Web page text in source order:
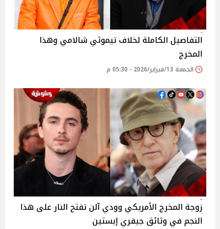
التفاصيل الكاملة لخلاف تيموثي شالامي وهذا
المخرج
الجمعة 13/فبراير/2026 - 05:30 م
زوجة المخرج الأمريكي وودي آلن تفتح النار على هذا
النجم في وثائق جيفري إبستين